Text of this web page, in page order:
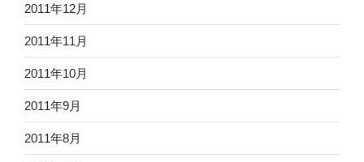
2011年12月
2011年11月
2011年10月
2011年9月
2011年8月